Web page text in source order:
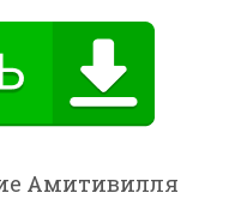
Амитивилля